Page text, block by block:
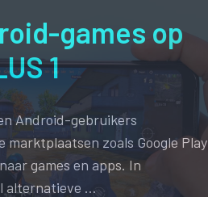
games op
1
Android-gebruikers
zoals Google Play
games en apps. In
alternatieve …